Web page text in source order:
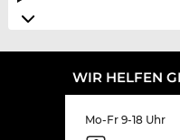
WIR HELFEN
Mo-Fr 9-18 Uhr